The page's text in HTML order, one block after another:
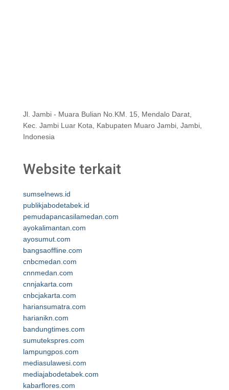
Jl. Jambi - Muara Bulian No.KM. 15, Mendalo Darat,
Kec. Jambi Luar Kota, Kabupaten Muaro Jambi, Jambi,
Indonesia
Website terkait
sumselnews.id
publikjabodetabek.id
pemudapancasilamedan.com
ayokalimantan.com
ayosumut.com
bangsaoffline.com
cnbcmedan.com
cnnmedan.com
cnnjakarta.com
cnbcjakarta.com
hariansumatra.com
harianikn.com
bandungtimes.com
sumutekspres.com
lampungpos.com
mediasulawesi.com
mediajabodetabek.com
kabarflores.com